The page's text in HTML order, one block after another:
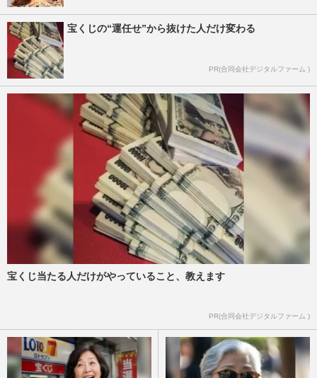
宝くじの“運任せ”から抜けた人だけ変わる
PR(合同会社デジタルファーム )
宝くじ当たる人だけがやっていること、教えます
PR(合同会社デジタルファーム )